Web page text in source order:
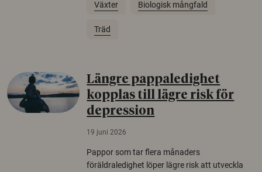
Växter Biologisk mångfald
Träd
Längre pappaledighet
kopplas till lägre risk för
depression
19 juni 2026
Pappor som tar flera månaders
föräldraledighet löper lägre risk att utveckla